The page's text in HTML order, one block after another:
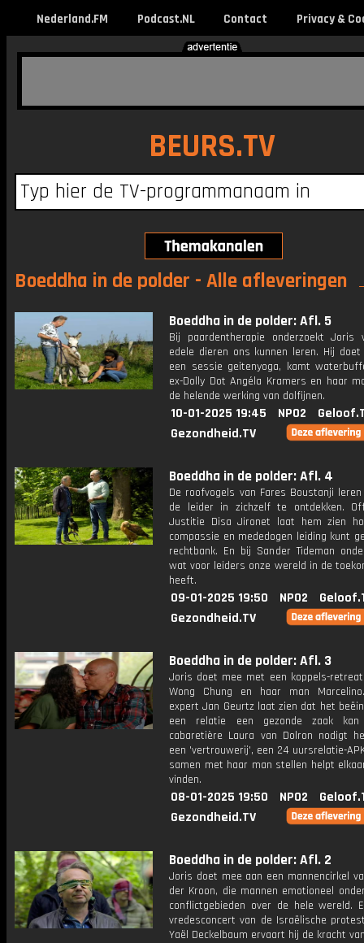
Nederland.FM Podcast.NL Contact Privacy &
BEURS.TV
Boeddha in de polder - Alle afleveringen
Boeddha in de polder: Afl. 5
Bij paardentherapie onderzoekt Joris
edele dieren ons kunnen leren. Hij
een sessie geitenyoga, kamt
ex-Dolly Dot Angéla Kramers en haar
de helende werking van dolfijnen.
10-01-2025 19:45 NPO2
Gezondheid.TV
Boeddha in de polder: Afl. 4
De roofvogels van Fares Boustanji
de leider in zichzelf te ontdekken.
Justitie Disa Jironet laat hem zien
compassie en mededogen leiding kunt
rechtbank. En bij Sander Tideman
wat voor leiders onze wereld in de
heeft.
09-01-2025 19:50 NPO2
Gezondheid.TV
Boeddha in de polder: Afl. 3
Joris doet mee met een koppels-retreat
Wong Chung en haar man
expert Jan Geurtz laat zien dat het
een relatie een gezonde zaak
cabaretière Laura van Dolron nodigt
een 'vertrouwerij', een 24 uursrelatie-
samen met haar man stellen helpt
vinden.
08-01-2025 19:50 NPO2
Gezondheid.TV
Boeddha in de polder: Afl. 2
Joris doet mee aan een mannencirkel
der Kroon, die mannen emotioneel
conflictgebieden over de hele wereld.
vredesconcert van de Israëlische
Yaël Deckelbaum ervaart hij de kracht